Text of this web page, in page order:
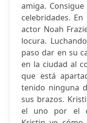
amiga.
celebridades.
actor Noah
locura.
paso dar en su
en la ciudad al
que está
tenido ninguna
sus brazos.
el uno por el